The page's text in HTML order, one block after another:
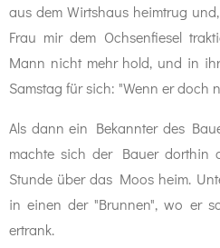
aus dem Wirtshaus heimtrug
Frau mir dem Ochsenfiesel
Mann nicht mehr hold, und in
Samstag für sich: "Wenn er doch
Als dann ein Bekannter des
machte sich der Bauer dorthin
Stunde über das Moos heim.
in einen der "Brunnen", wo er
ertrank.